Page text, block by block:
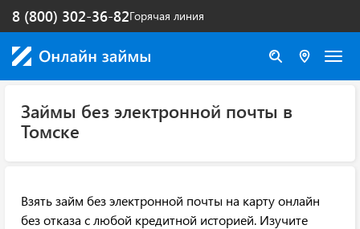
Горячая линия
8 (800) 302-36-82
Займы без электронной почты в
Томске
Взять займ без электронной почты на карту онлайн
без отказа с любой кредитной историей. Изучите